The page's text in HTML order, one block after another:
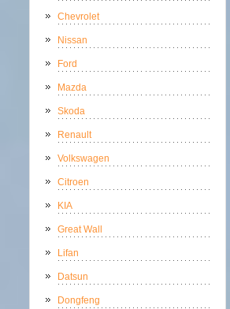
Chevrolet
Nissan
Ford
Mazda
Skoda
Renault
Volkswagen
Citroen
KIA
Great Wall
Lifan
Datsun
Dongfeng